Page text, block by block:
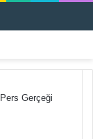
Gerçeği